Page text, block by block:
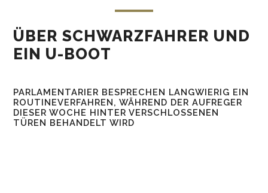
ÜBER SCHWARZFAHRER UND
EIN U-BOOT
PARLAMENTARIER BESPRECHEN LANGWIERIG EIN
ROUTINEVERFAHREN, WÄHREND DER AUFREGER
DIESER WOCHE HINTER VERSCHLOSSENEN
TÜREN BEHANDELT WIRD